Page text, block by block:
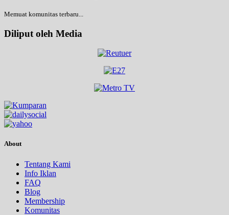
Memuat komunitas terbaru...
Diliput oleh Media
About
Tentang Kami
Info Iklan
FAQ
Blog
Membership
Komunitas